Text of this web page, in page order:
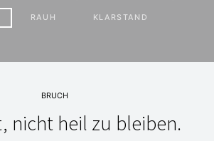
RAUH KLARSTAND
BRUCH
nicht heil zu bleiben.